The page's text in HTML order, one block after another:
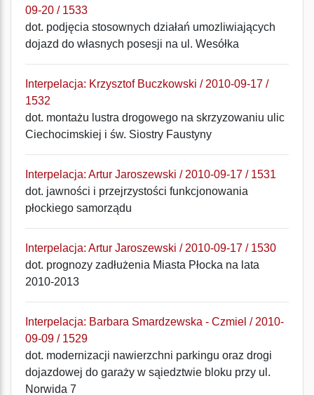
09-20 / 1533
dot. podjęcia stosownych działań umozliwiających
dojazd do własnych posesji na ul. Wesółka
Interpelacja: Krzysztof Buczkowski / 2010-09-17 /
1532
dot. montażu lustra drogowego na skrzyzowaniu ulic
Ciechocimskiej i św. Siostry Faustyny
Interpelacja: Artur Jaroszewski / 2010-09-17 / 1531
dot. jawności i przejrzystości funkcjonowania
płockiego samorządu
Interpelacja: Artur Jaroszewski / 2010-09-17 / 1530
dot. prognozy zadłużenia Miasta Płocka na lata
2010-2013
Interpelacja: Barbara Smardzewska - Czmiel / 2010-
09-09 / 1529
dot. modernizacji nawierzchni parkingu oraz drogi
dojazdowej do garaży w sąiedztwie bloku przy ul.
Norwida 7